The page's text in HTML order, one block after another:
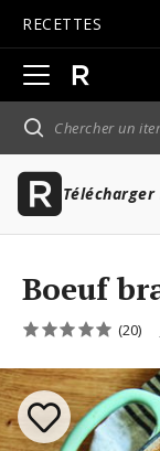
RECETTES
Ouvrir
la
navigation
principale
Télécharger
Boeuf
(20)